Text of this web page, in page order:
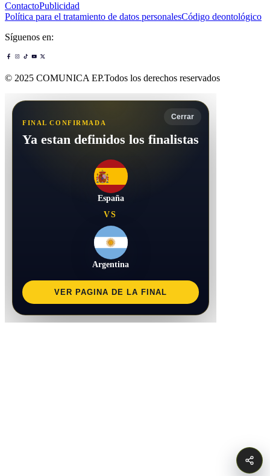
ContactoPublicidad
Política para el tratamiento de datos personalesCódigo deontológico
Síguenos en:
© 2025 COMUNICA EP.Todos los derechos reservados
Cerrar
FINAL CONFIRMADA
Ya estan definidos los finalistas
España
VS
Argentina
VER PAGINA DE LA FINAL